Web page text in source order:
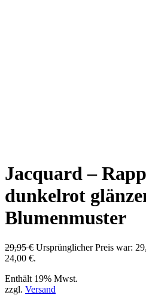
Jacquard –
dunkelrot
Blumenmuster
29,95€ Ursprünglicher Preis war:
24,00 €.
Enthält 19% Mwst.
zzgl. Versand